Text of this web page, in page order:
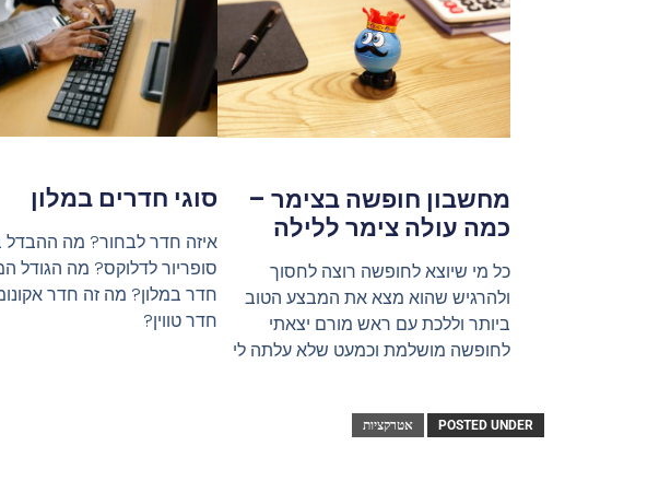
מחשבון חופשה בצימר –
כמה עולה צימר ללילה‎
כל מי שיוצא לחופשה רוצה לחסוך
ולהרגיש שהוא מצא את המבצע הטוב
ביותר וללכת עם ראש מורם יצאתי
לחופשה מושלמת וכמעט שלא עלתה לי
סוגי חדרים במלון
איזה חדר לבחור? מה ההבדל
סופריור לדלוקס? מה הגודל
חדר במלון? מה זה חדר
חדר טווין?
POSTED UNDER אטרקציות